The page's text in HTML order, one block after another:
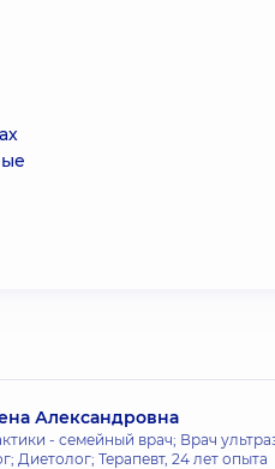
Александровна
- семейный врач; Врач
Диетолог; Терапевт, 24 лет опыта